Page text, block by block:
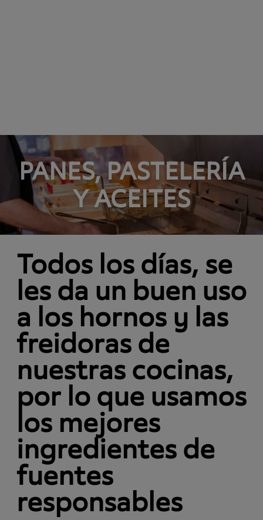
PANES, PASTELERÍA
Y ACEITES
Todos los días, se
les da un buen uso
a los hornos y las
freidoras de
nuestras cocinas,
por lo que usamos
los mejores
ingredientes de
fuentes
responsables